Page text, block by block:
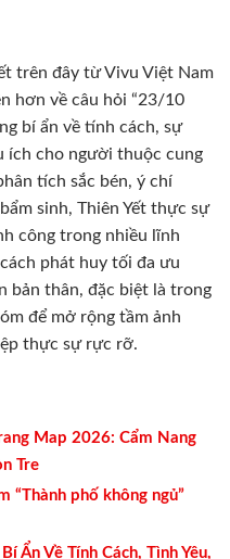
trên đây từ Vivu Việt Nam
hơn về câu hỏi “23/10
bí ẩn về tính cách, sự
ích cho người thuộc cung
tích sắc bén, ý chí
sinh, Thiên Yết thực sự
công trong nhiều lĩnh
phát huy tối đa ưu
bản thân, đặc biệt là trong
để mở rộng tầm ảnh
thực sự rực rỡ.
Map 2026: Cẩm Nang
Tre
“Thành phố không ngủ”
Ẩn Về Tính Cách, Tình Yêu,